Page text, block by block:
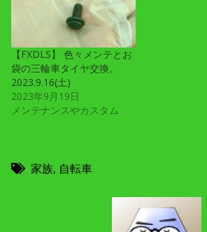
【FXDLS】 色々メンテとお
袋の三輪車タイヤ交換。
2023.9.16(土)
2023年9月19日
メンテナンスやカスタム
家族, 自転車